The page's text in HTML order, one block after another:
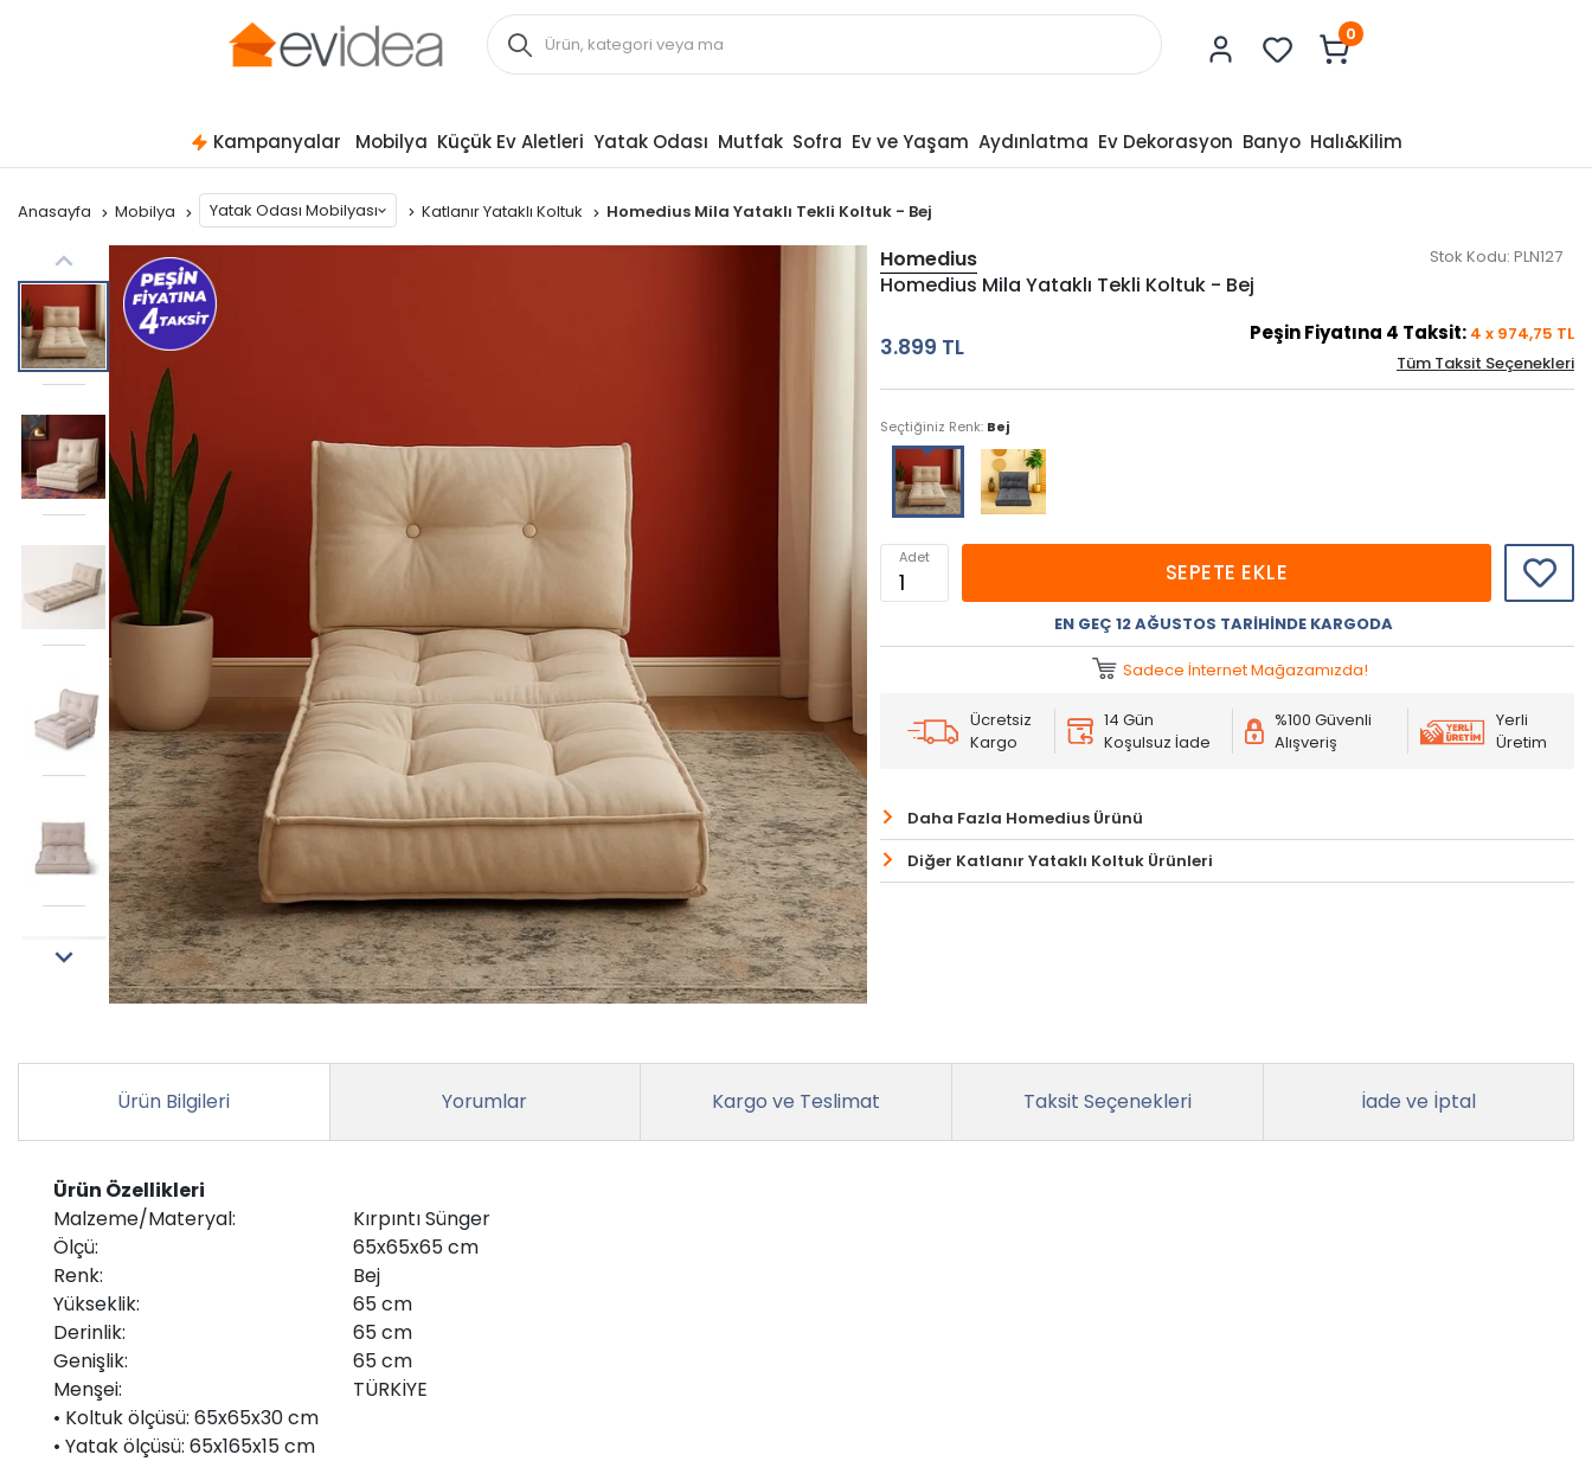
0
Kampanyalar Mobilya Küçük Ev Aletleri Yatak Odası Mutfak Sofra Ev ve Yaşam Aydınlatma Ev Dekorasyon Banyo Halı&Kilim
Anasayfa Mobilya Yatak Odası Mobilyası Katlanır Yataklı Koltuk Homedius Mila Yataklı Tekli Koltuk - Bej
Homedius Stok Kodu: PLN127
Homedius Mila Yataklı Tekli Koltuk - Bej
3.899 TL
Peşin Fiyatına 4 Taksit: 4 x 974,75 TL
Tüm Taksit Seçenekleri
Seçtiğiniz Renk: Bej
Adet
SEPETE EKLE
EN GEÇ 12 AĞUSTOS TARIHINDE KARGODA
Sadece İnternet Mağazamızda!
Ücretsiz
Kargo
14 Gün
Koşulsuz İade
%100 Güvenli
Alışveriş
Yerli
Üretim
Daha Fazla Homedius Ürünü
Diğer Katlanır Yataklı Koltuk Ürünleri
Ürün Bilgileri Yorumlar Kargo ve Teslimat Taksit Seçenekleri İade ve İptal
Ürün Özellikleri
Malzeme/Materyal:
Kırpıntı Sünger
Ölçü:
65x65x65 cm
Renk:
Bej
Yükseklik:
65 cm
Derinlik:
65 cm
Genişlik:
65 cm
Menşei:
TÜRKİYE
• Koltuk ölçüsü: 65x65x30 cm
• Yatak ölçüsü: 65x165x15 cm